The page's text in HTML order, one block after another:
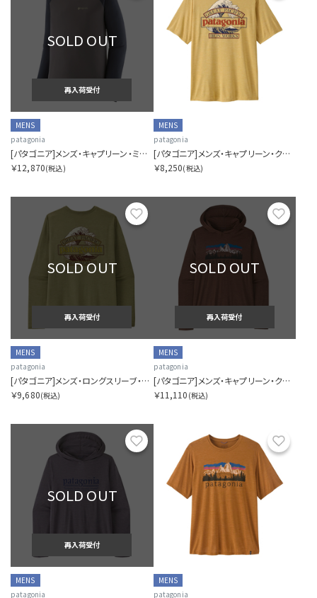
SOLD OUT
再入荷受付
MENS
patagonia
[パタゴニア]メンズ・キャプリーン・ミッドウェイト・クルー
￥12,870(税込)
MENS
patagonia
[パタゴニア]メンズ・キャプリーン・クール・デイリー・シャツ（グレート・ウェーブス）
￥8,250(税込)
お気に入り
SOLD OUT
再入荷受付
MENS
patagonia
[パタゴニア]メンズ・ロングスリーブ・キャプリーン・クール・デイリー・シャツ（グレート・ウェーブス）
￥9,680(税込)
SOLD OUT
再入荷受付
MENS
patagonia
[パタゴニア]メンズ・キャプリーン・クール・デイリー・フーディ（フィッツロイ・フットヒルズ）
￥11,110 (税込)
お気に入り
SOLD OUT
再入荷受付
MENS
patagonia
MENS
patagonia